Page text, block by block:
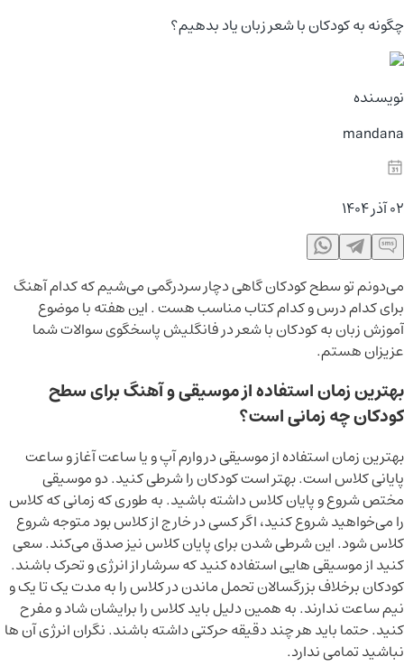
چگونه به کودکان با شعر زبان یاد بدهیم؟
نویسنده
mandana
02 آذر 1404
می‌دونم تو سطح کودکان گاهی دچار سردرگمی می‌شیم که کدام آهنگ
برای کدام درس و کدام کتاب مناسب هست .این هفته با موضوع
آموزش زبان به کودکان با شعر در فانگلیش پاسخگوی سوالات شما
عزیزان هستم.
بهترین زمان استفاده از موسیقی و آهنگ برای سطح
کودکان چه زمانی است؟
بهترین زمان استفاده از موسیقی در وارم آپ و یا ساعت آغاز و ساعت
پایانی کلاس است. بهتر است کودکان را شرطی کنید. دو موسیقی
مختص شروع و پایان کلاس داشته باشید. به طوری که زمانی که کلاس
را می‌خواهید شروع کنید، اگر کسی در خارج از کلاس بود متوجه شروع
کلاس شود. این شرطی شدن برای پایان کلاس نیز صدق می‌کند.سعی
کنید از موسیقی هایی استفاده کنید که سرشار از انرژی و تحرک باشند.
کودکان برخلاف بزرگسالان تحمل ماندن در کلاس را به مدت یک تا یک و
نیم ساعت ندارند‌‌. به همین دلیل باید کلاس را برایشان شاد و مفرح
کنید.حتما باید هر چند دقیقه حرکتی داشته باشند. نگران انرژی آن ها
نباشید تمامی ندارد.